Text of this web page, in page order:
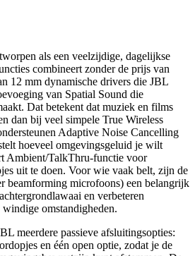
als een veelzijdige, dagelijkse
combineert zonder de prijs van
12 mm dynamische drivers die JBL
van Spatial Sound die
Dat betekent dat muziek en films
dan bij veel simpele True Wireless
Adaptive Noise Cancelling
hoeveel omgevingsgeluid je wilt
Ambient/TalkThru‑functie voor
uit te doen. Voor wie vaak belt, zijn de
beamforming microfoons) een belangrijk
en verbeteren
omstandigheden.
meerdere passieve afsluitingsopties:
en één open optie, zodat je de